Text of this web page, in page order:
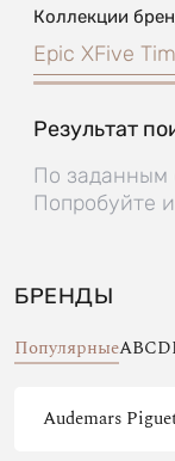
Коллекции
Epic XFive
Результат
По заданным
Попробуйте
БРЕНДЫ
ПопулярныеABCD
Audemars